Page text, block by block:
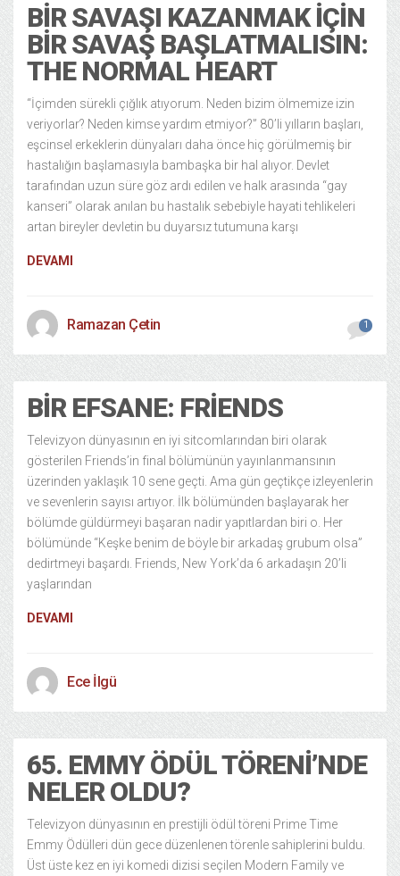
BIR SAVAŞI KAZANMAK İÇIN
BIR SAVAŞ BAŞLATMALISIN:
THE NORMAL HEART
“İçimden sürekli çığlık atıyorum. Neden bizim ölmemize izin
veriyorlar? Neden kimse yardım etmiyor?” 80’li yılların başları,
eşcinsel erkeklerin dünyaları daha önce hiç görülmemiş bir
hastalığın başlamasıyla bambaşka bir hal alıyor. Devlet
tarafından uzun süre göz ardı edilen ve halk arasında “gay
kanseri” olarak anılan bu hastalık sebebiyle hayati tehlikeleri
artan bireyler devletin bu duyarsız tutumuna karşı
DEVAMI
Ramazan Çetin 1
BIR EFSANE: FRIENDS
Televizyon dünyasının en iyi sitcomlarından biri olarak
gösterilen Friends’in final bölümünün yayınlanmansının
üzerinden yaklaşık 10 sene geçti. Ama gün geçtikçe izleyenlerin
ve sevenlerin sayısı artıyor. İlk bölümünden başlayarak her
bölümde güldürmeyi başaran nadir yapıtlardan biri o. Her
bölümünde “Keşke benim de böyle bir arkadaş grubum olsa”
dedirtmeyi başardı. Friends, New York’da 6 arkadaşın 20’li
yaşlarından
DEVAMI
Ece İlgü
65. EMMY ÖDÜL TÖRENI’NDE
NELER OLDU?
Televizyon dünyasının en prestijli ödül töreni Prime Time
Emmy Ödülleri dün gece düzenlenen törenle sahiplerini buldu.
Üst üste kez en iyi komedi dizisi seçilen Modern Family ve